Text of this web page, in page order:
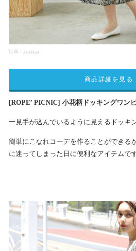
出典： zozo.jp
[ROPE’ PICNIC] 小花柄ドッキングワン
一見手が込んでいるように見えるドッキ
簡単にこなれコーデを作ることができる
に迷ってしまった日に便利なアイテムです
商品詳細を見る